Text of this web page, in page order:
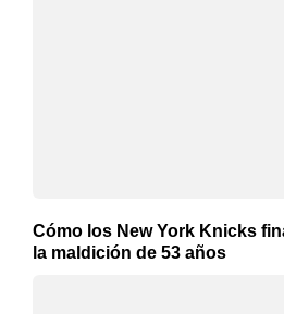
Cómo los New York Knicks
la maldición de 53 años